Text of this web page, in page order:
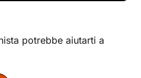
potrebbe aiutarti a